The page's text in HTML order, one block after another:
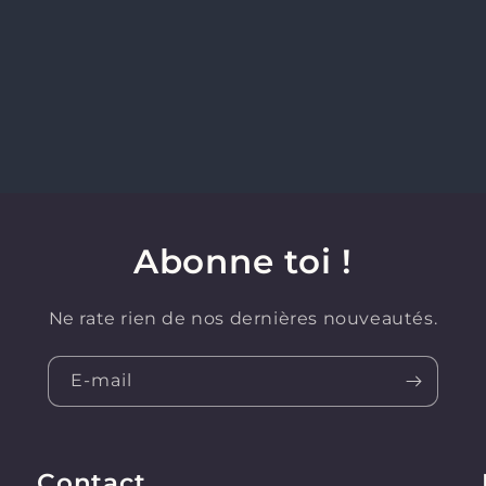
Abonne toi !
Ne rate rien de nos dernières nouveautés.
E-mail